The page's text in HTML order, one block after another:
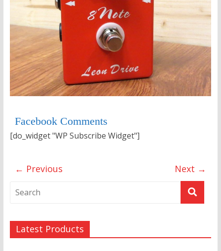
Facebook Comments
[do_widget "WP Subscribe Widget"]
← Previous Next →
Latest Products